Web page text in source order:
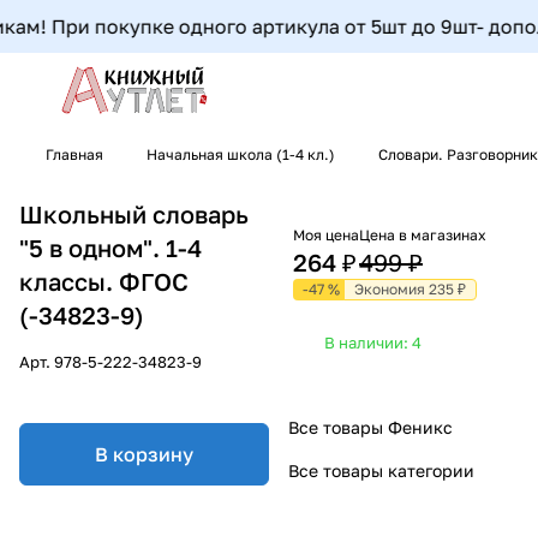
При покупке одного артикула от 5шт до 9шт-
Главная Начальная школа (1-4 кл.) Словари.
Школьный словарь
"5 в одном". 1-4
классы. ФГОС
(-34823-9)
Арт. 978-5-222-34823-9
В корзину
Моя цена
264 ₽
Цена в магазинах
499 ₽
-47 % Экономия 235 ₽
В наличии: 4
Все товары Феникс
Все товары категории